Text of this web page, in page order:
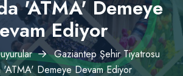
'ATMA' Demeye
Ediyor
Gaziantep Şehir Tiyatrosu
'ATMA' Demeye Devam Ediyor